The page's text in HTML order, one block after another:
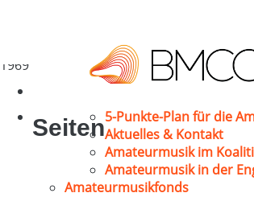
1969
Seiten5-Punkte-Plan für die
Aktuelles & Kontakt
Amateurmusik im
Amateurmusik in der
Amateurmusikfonds